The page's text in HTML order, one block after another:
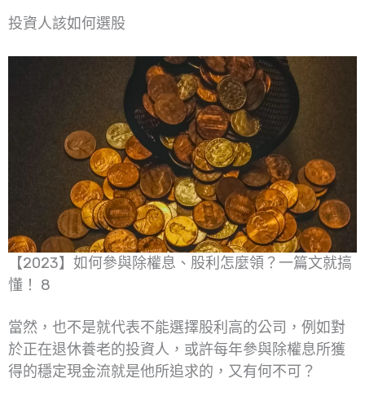
投資人該如何選股
【2023】如何參與除權息、股利怎麼領？一篇文就搞
懂！ 8
當然，也不是就代表不能選擇股利高的公司，例如對
於正在退休養老的投資人，或許每年參與除權息所獲
得的穩定現金流就是他所追求的，又有何不可？